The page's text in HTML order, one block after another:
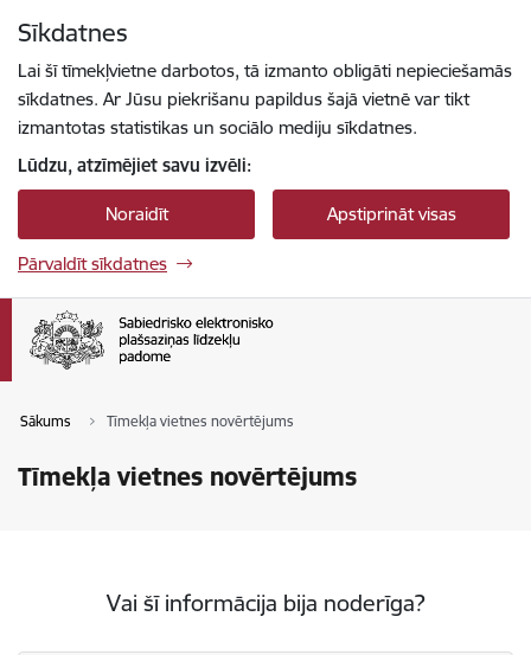
Sīkdatnes
Lai šī tīmekļvietne darbotos, tā izmanto obligāti nepieciešamās
sīkdatnes. Ar Jūsu piekrišanu papildus šajā vietnē var tikt
izmantotas statistikas un sociālo mediju sīkdatnes.
Lūdzu, atzīmējiet savu izvēli:
Noraidīt Apstiprināt visas
Pārvaldīt sīkdatnes
Sākums Tīmekļa vietnes novērtējums
Tīmekļa vietnes novērtējums
Vai šī informācija bija noderīga?